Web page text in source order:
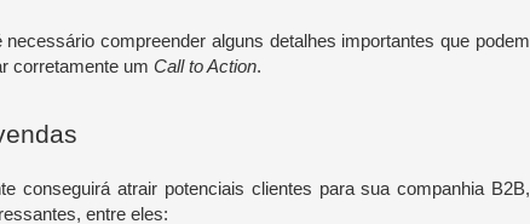
compreender alguns detalhes importantes que podem
corretamente um Call to Action.
conseguirá atrair potenciais clientes para sua companhia B2B,
entre eles: